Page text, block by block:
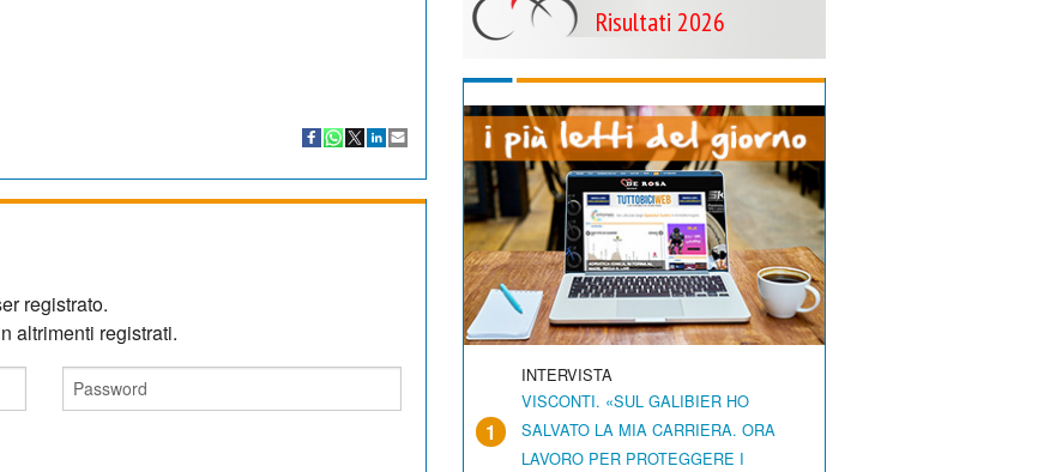
registrato.
altrimenti registrati.
Risultati 2026
1
INTERVISTA
VISCONTI. «SUL GALIBIER HO
SALVATO LA MIA CARRIERA. ORA
LAVORO PER PROTEGGERE I